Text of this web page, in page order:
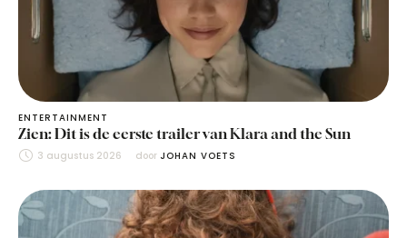
ENTERTAINMENT
Zien: Dit is de eerste trailer van Klara and the Sun
3 augustus 2026 door JOHAN VOETS